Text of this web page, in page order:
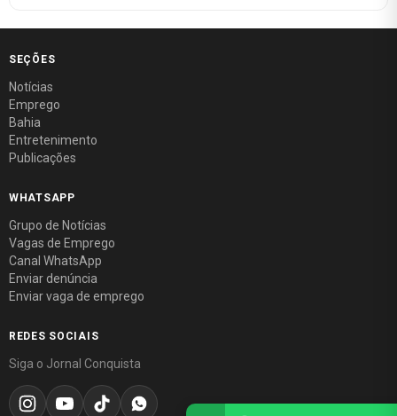
SEÇÕES
Notícias
Emprego
Bahia
Entretenimento
Publicações
WHATSAPP
Grupo de Notícias
Vagas de Emprego
Canal WhatsApp
Enviar denúncia
Enviar vaga de emprego
REDES SOCIAIS
Siga o Jornal Conquista